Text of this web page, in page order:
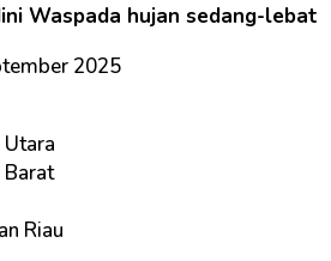
Waspada hujan sedang-lebat
2025
Riau